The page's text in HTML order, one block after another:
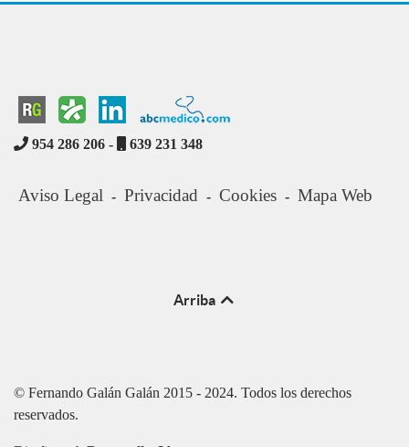
954 286 206 - 639 231 348
Aviso Legal - Privacidad - Cookies - Mapa Web
Arriba
© Fernando Galán Galán 2015 - 2024. Todos los derechos
reservados.